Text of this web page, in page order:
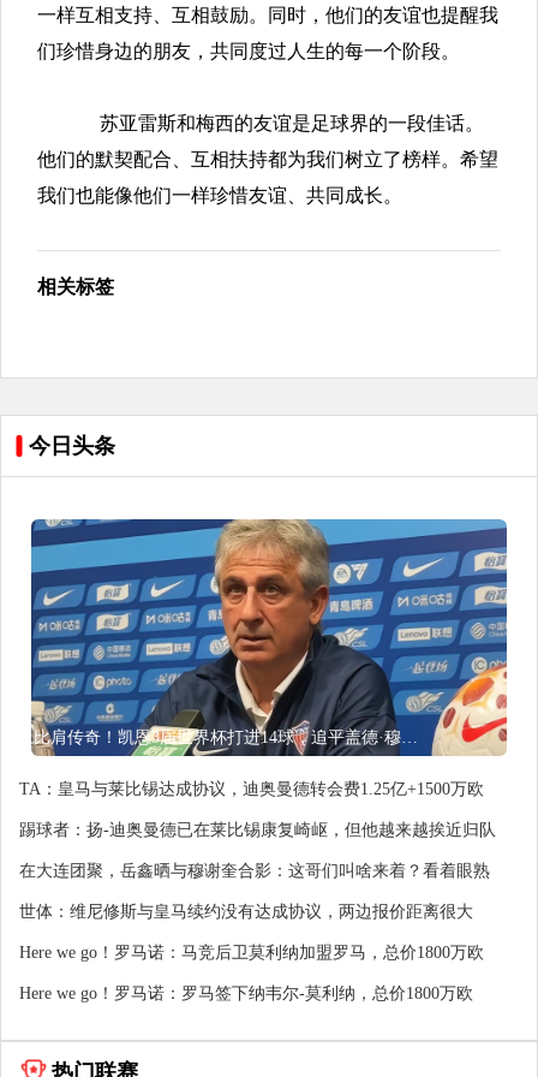
一样互相支持、互相鼓励。同时，他们的友谊也提醒我
们珍惜身边的朋友，共同度过人生的每一个阶段。
苏亚雷斯和梅西的友谊是足球界的一段佳话。
他们的默契配合、互相扶持都为我们树立了榜样。希望
我们也能像他们一样珍惜友谊、共同成长。
相关标签
今日头条
TA：皇马与莱比锡达成协议，迪奥曼德转会费1.25亿+1500万欧
踢球者：扬-迪奥曼德已在莱比锡康复崎岖，但他越来越挨近归队
在大连团聚，岳鑫晒与穆谢奎合影：这哥们叫啥来着？看着眼熟
世体：维尼修斯与皇马续约没有达成协议，两边报价距离很大
Here we go！罗马诺：马竞后卫莫利纳加盟罗马，总价1800万欧
Here we go！罗马诺：罗马签下纳韦尔-莫利纳，总价1800万欧
热门联赛